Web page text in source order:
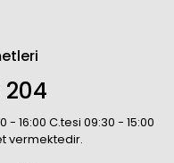
16:00 C.tesi 09:30 - 15:00
vermektedir.